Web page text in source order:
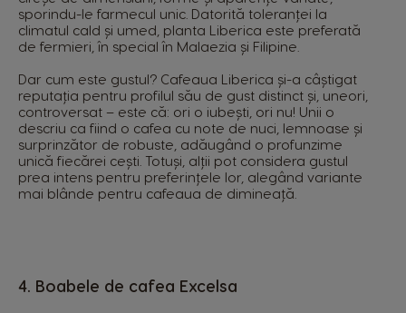
sporindu-le farmecul unic. Datorită toleranței la
climatul cald și umed, planta Liberica este preferată
de fermieri, în special în Malaezia și Filipine.
Dar cum este gustul? Cafeaua Liberica și-a câștigat
reputația pentru profilul său de gust distinct și, uneori,
controversat – este că: ori o iubești, ori nu! Unii o
descriu ca fiind o cafea cu note de nuci, lemnoase și
surprinzător de robuste, adăugând o profunzime
unică fiecărei cești. Totuși, alții pot considera gustul
prea intens pentru preferințele lor, alegând variante
mai blânde pentru cafeaua de dimineață.
4. Boabele de cafea Excelsa